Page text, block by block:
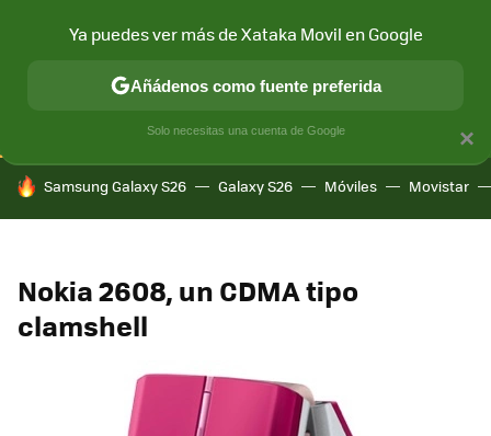
CONECTIVIDAD MÓVIL Y SOCIEDAD APLICACIONES
HOY SE HABLA DE
Samsung Galaxy S26 Galaxy S26 Móviles Movistar
Nokia 2608, un CDMA tipo
clamshell
×
Ya puedes ver más de Xataka Movil en Google
Añádenos como fuente preferida
Solo necesitas una cuenta de Google